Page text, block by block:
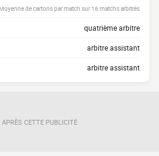
Moyenne de cartons par match sur 16 matchs arbitrés
quatrième arbitre
arbitre assistant
arbitre assistant
CETTE PUBLICITÉ